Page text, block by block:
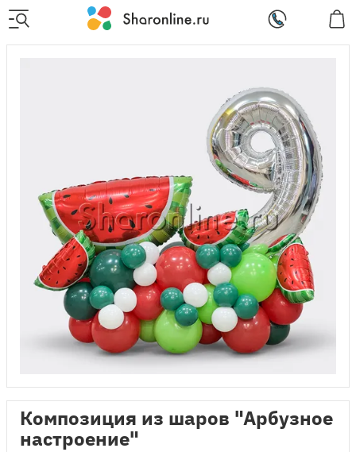
Композиция из шаров "Арбузное
настроение"